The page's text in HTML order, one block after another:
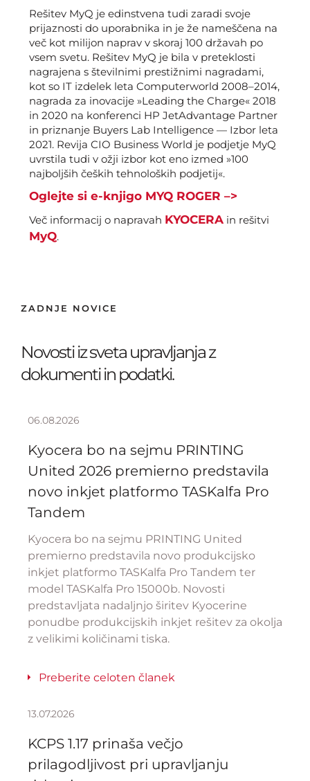
Rešitev MyQ je edinstvena tudi zaradi svoje
prijaznosti do uporabnika in je že nameščena na
več kot milijon naprav v skoraj 100 državah po
vsem svetu. Rešitev MyQ je bila v preteklosti
nagrajena s številnimi prestižnimi nagradami,
kot so IT izdelek leta Computerworld 2008–2014,
nagrada za inovacije »Leading the Charge« 2018
in 2020 na konferenci HP JetAdvantage Partner
in priznanje Buyers Lab Intelligence — Izbor leta
2021. Revija CIO Business World je podjetje MyQ
uvrstila tudi v ožji izbor kot eno izmed »100
najboljših čeških tehnoloških podjetij«.
Oglejte si e-knjigo MYQ ROGER –>
Več informacij o napravah KYOCERA in rešitvi
MyQ.
ZADNJE NOVICE
Novosti iz sveta upravljanja z
dokumenti in podatki.
06.08.2026
Kyocera bo na sejmu PRINTING
United 2026 premierno predstavila
novo inkjet platformo TASKalfa Pro
Tandem
Kyocera bo na sejmu PRINTING United
premierno predstavila novo produkcijsko
inkjet platformo TASKalfa Pro Tandem ter
model TASKalfa Pro 15000b. Novosti
predstavljata nadaljnjo širitev Kyocerine
ponudbe produkcijskih inkjet rešitev za okolja
z velikimi količinami tiska.
Preberite celoten članek
13.07.2026
KCPS 1.17 prinaša večjo
prilagodljivost pri upravljanju